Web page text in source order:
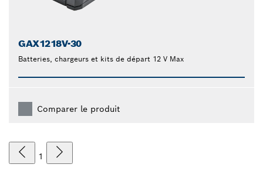
GAX1218V-30
Batteries, chargeurs et kits de départ 12 V Max
Comparer le produit
1